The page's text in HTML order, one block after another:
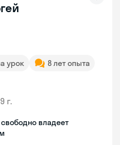
урок
8 лет опыта
г.
владеет